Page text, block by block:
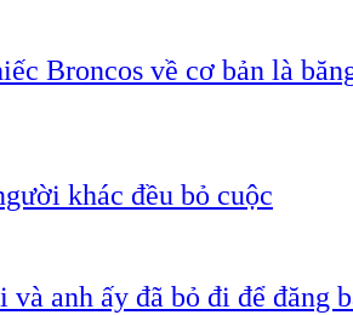
Broncos về cơ bản là
khác đều bỏ cuộc
anh ấy đã bỏ đi để đăng